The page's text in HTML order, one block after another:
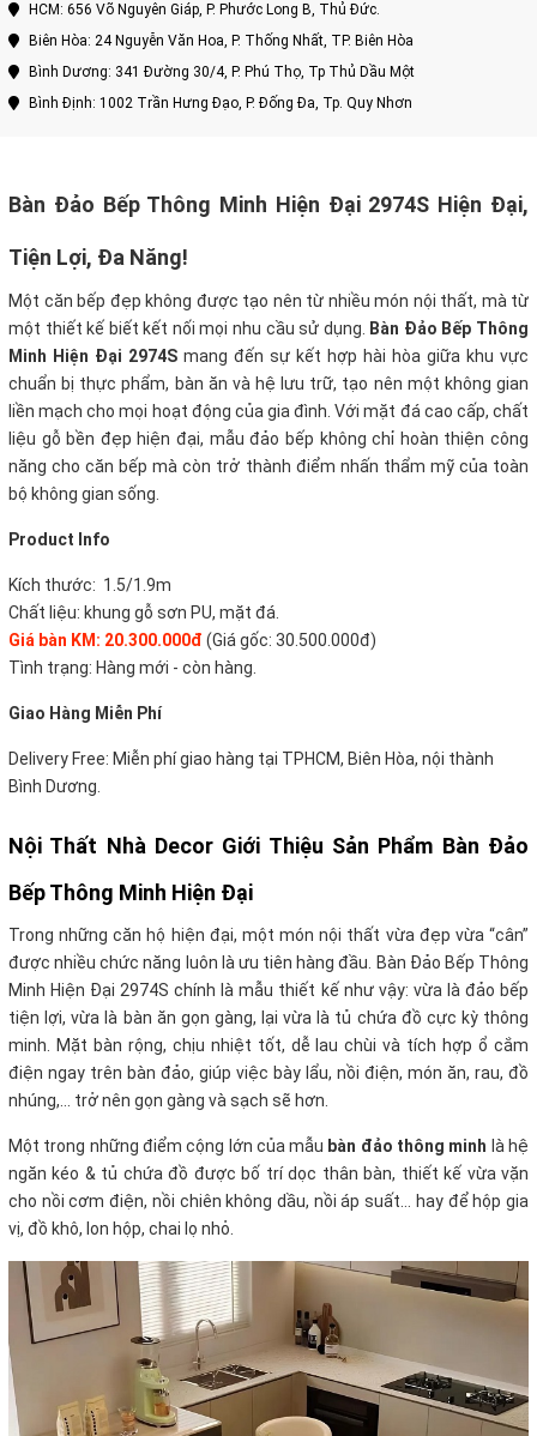
HCM: 656 Võ Nguyên Giáp, P. Phước Long B, Thủ Đức.
Biên Hòa: 24 Nguyễn Văn Hoa, P. Thống Nhất, TP. Biên Hòa
Bình Dương: 341 Đường 30/4, P. Phú Thọ, Tp Thủ Dầu Một
Bình Định: 1002 Trần Hưng Đạo, P. Đống Đa, Tp. Quy Nhơn
Bàn Đảo Bếp Thông Minh Hiện Đại 2974S Hiện Đại,
Tiện Lợi, Đa Năng!
Một căn bếp đẹp không được tạo nên từ nhiều món nội thất, mà từ
một thiết kế biết kết nối mọi nhu cầu sử dụng. Bàn Đảo Bếp Thông
Minh Hiện Đại 2974S mang đến sự kết hợp hài hòa giữa khu vực
chuẩn bị thực phẩm, bàn ăn và hệ lưu trữ, tạo nên một không gian
liền mạch cho mọi hoạt động của gia đình.Với mặt đá cao cấp, chất
liệu gỗ bền đẹp hiện đại, mẫu đảo bếp không chỉ hoàn thiện công
năng cho căn bếp mà còn trở thành điểm nhấn thẩm mỹ của toàn
bộ không gian sống.
Product Info
Kích thước: 1.5/1.9m
Chất liệu: khung gỗ sơn PU, mặt đá.
Giá bàn KM: 20.300.000đ (Giá gốc: 30.500.000đ)
Tình trạng: Hàng mới - còn hàng.
Giao Hàng Miễn Phí
Delivery Free: Miễn phí giao hàng tại TPHCM, Biên Hòa, nội thành
Bình Dương.
Nội Thất Nhà Decor Giới Thiệu Sản Phẩm Bàn Đảo
Bếp Thông Minh Hiện Đại
Trong những căn hộ hiện đại, một món nội thất vừa đẹp vừa “cân”
được nhiều chức năng luôn là ưu tiên hàng đầu. Bàn Đảo Bếp Thông
Minh Hiện Đại 2974S chính là mẫu thiết kế như vậy: vừa là đảo bếp
tiện lợi, vừa là bàn ăn gọn gàng, lại vừa là tủ chứa đồ cực kỳ thông
minh. Mặt bàn rộng, chịu nhiệt tốt, dễ lau chùi và tích hợp ổ cắm
điện ngay trên bàn đảo, giúp việc bày lẩu, nồi điện, món ăn, rau, đồ
nhúng,… trở nên gọn gàng và sạch sẽ hơn.
Một trong những điểm cộng lớn của mẫu bàn đảo thông minh là hệ
ngăn kéo & tủ chứa đồ được bố trí dọc thân bàn, thiết kế vừa vặn
cho nồi cơm điện, nồi chiên không dầu, nồi áp suất… hayđể hộp gia
vị, đồ khô, lon hộp, chai lọ nhỏ.